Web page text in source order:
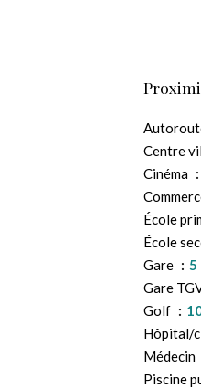
Centre
Cinéma
École
École
Gare
5
Gare
Golf
Hôpital/
Médecin
Piscine